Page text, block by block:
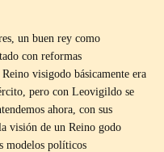
un buen rey como
con reformas
visigodo básicamente era
pero con Leovigildo se
ahora, con sus
visión de un Reino godo
modelos políticos